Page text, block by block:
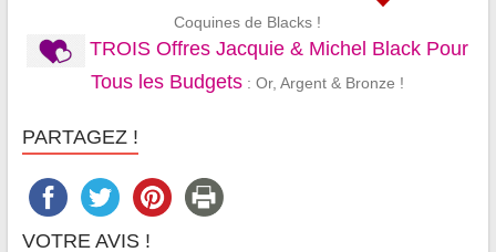
Coquines de Blacks !
TROIS Offres Jacquie & Michel Black Pour
Tous les Budgets : Or, Argent & Bronze !
PARTAGEZ !
VOTRE AVIS !